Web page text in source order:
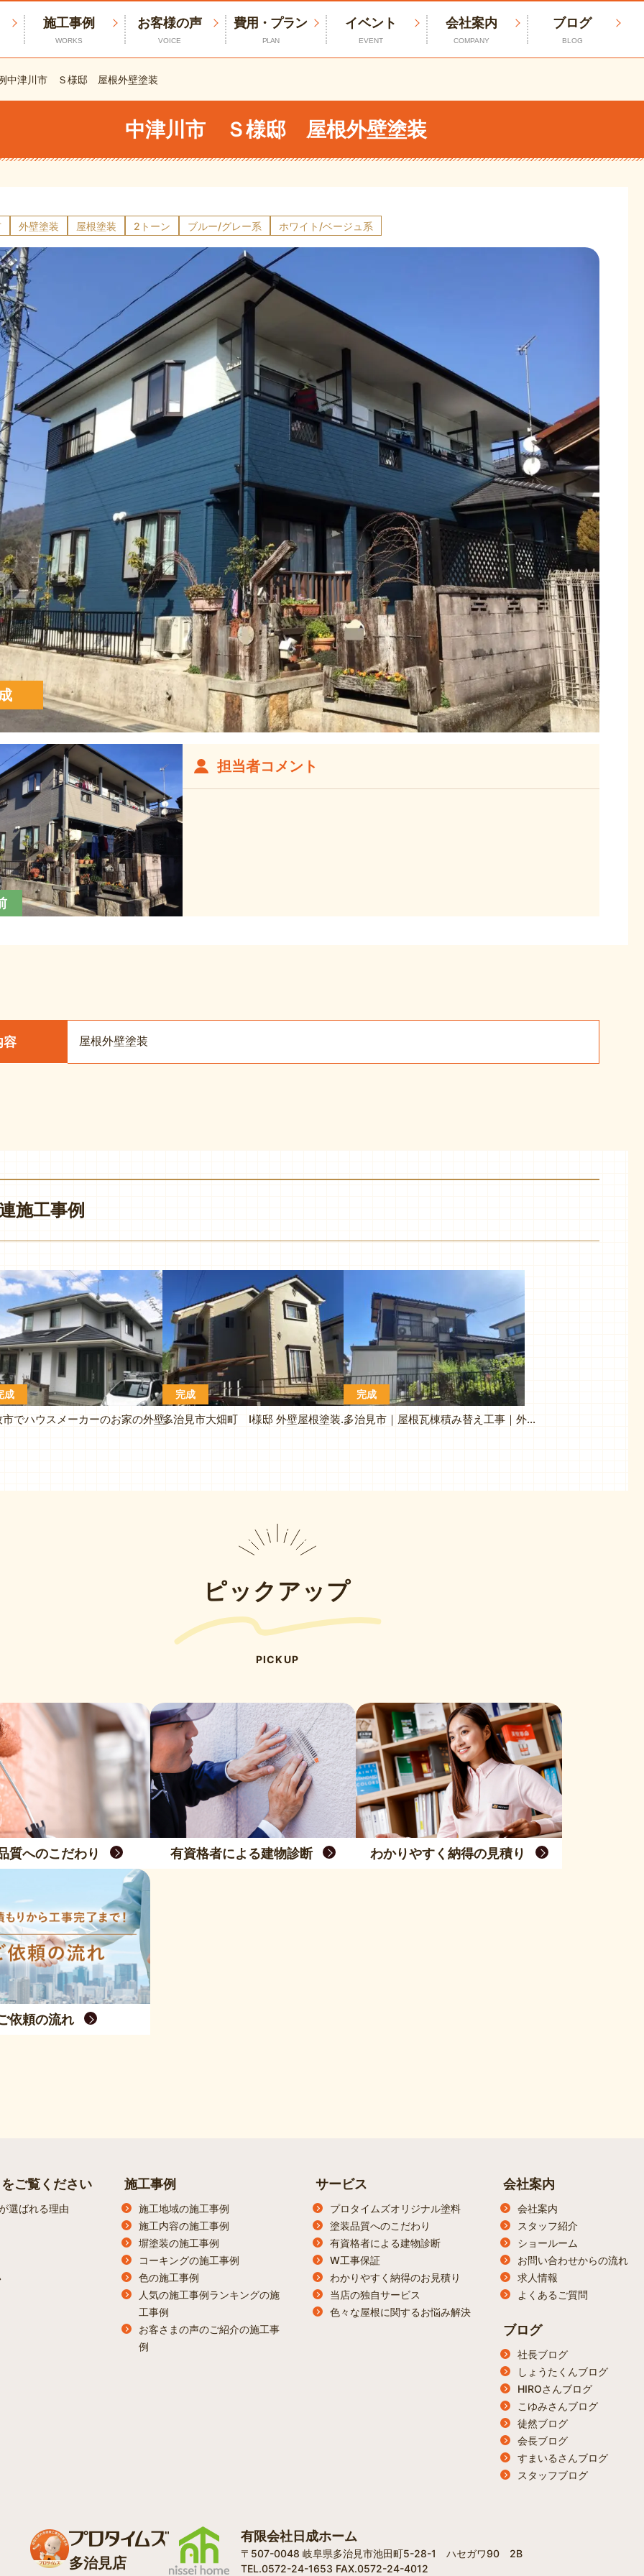
施工事例
WORKS
お客様の声
VOICE
費用・プラン
PLAN
イベント
EVENT
会社案内
COMPANY
ブログ
BLOG
中津川市 Ｓ様邸 屋根外壁塗装
中津川市 Ｓ様邸 屋根外壁塗装
外壁塗装 屋根塗装 2トーン ブルー/グレー系 ホワイト/ベージュ系
担当者コメント
容 屋根外壁塗装
施工事例
成
小牧市でハウスメーカーのお家の外壁を超低汚染のフッ素塗料で塗り替えました
完成
多治見市大畑町 I様邸 外壁屋根塗装リフォーム
完成
多治見市｜屋根瓦棟積み替え工事｜外壁塗装工事
ピックアップ
PICKUP
質へのこだわり 有資格者による建物診断 わかりやすく納得の見積り
依頼の流れ
ご覧ください
選ばれる理由
施工事例
施工地域の施工事例
施工内容の施工事例
塀塗装の施工事例
コーキングの施工事例
色の施工事例
人気の施工事例ランキングの施
工事例
お客さまの声のご紹介の施工事
例
サービス
プロタイムズオリジナル塗料
塗装品質へのこだわり
有資格者による建物診断
W工事保証
わかりやすく納得のお見積り
当店の独自サービス
色々な屋根に関するお悩み解決
会社案内
会社案内
スタッフ紹介
ショールーム
お問い合わせからの流れ
求人情報
よくあるご質問
ブログ
社長ブログ
しょうたくんブログ
HIROさんブログ
こゆみさんブログ
徒然ブログ
会長ブログ
すまいるさんブログ
スタッフブログ
多治見店
有限会社日成ホーム
〒507-0048 岐阜県多治見市池田町5-28-1 ハセガワ90 2B
TEL.0572-24-1653 FAX.0572-24-4012